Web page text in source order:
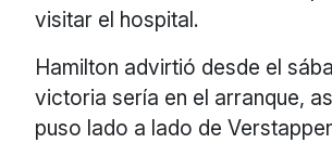
visitar el hospital.
Hamilton advirtió desde el
victoria sería en el arranque,
puso lado a lado de